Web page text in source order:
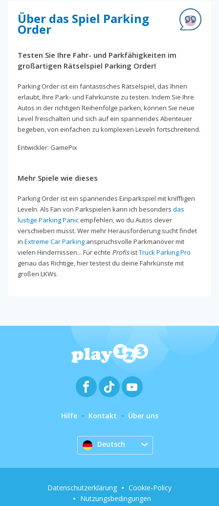
Über das Spiel Parking
Order
Testen Sie Ihre Fahr- und Parkfähigkeiten im
großartigen Rätselspiel Parking Order!
Parking Order ist ein fantastisches Rätselspiel, das Ihnen
erlaubt, Ihre Park- und Fahrkünste zu testen. Indem Sie Ihre
Autos in der richtigen Reihenfolge parken, können Sie neue
Level freischalten und sich auf ein spannendes Abenteuer
begeben, von einfachen zu komplexen Leveln fortschreitend.
Entwickler: GamePix
Mehr Spiele wie dieses
Parking Order ist ein spannendes Einparkspiel mit kniffligen
Leveln. Als Fan von Parkspielen kann ich besonders das
lustige Parking Panic empfehlen, wo du Autos clever
verschieben musst. Wer mehr Herausforderung sucht findet
in Extreme Car Parking anspruchsvolle Parkmanöver mit
vielen Hindernissen... Für echte ProfisistTruck Parking Pro
genau das Richtige, hier testest du deine Fahrkünste mit
großen LKWs.
Hilfe Kontakt Über uns
Deutsch
Datenschutzerklärung
Cookie-Policy
Nutzungsbedingungen